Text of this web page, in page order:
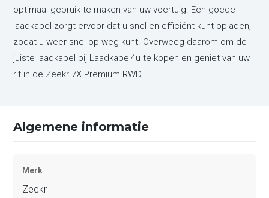
optimaal gebruik te maken van uw voertuig. Een goede
laadkabel zorgt ervoor dat u snel en efficiënt kunt opladen,
zodat u weer snel op weg kunt. Overweeg daarom om de
juiste laadkabel bij Laadkabel4u te kopen en geniet van uw
rit in de Zeekr 7X Premium RWD.
Algemene informatie
Merk
Zeekr